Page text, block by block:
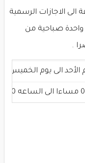
الاجازات الرسمية
واحدة صباحية من
الأحد الى يوم الخميس